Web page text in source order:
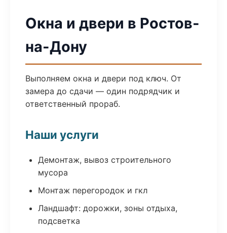
Окна и двери в Ростов-
на-Дону
Выполняем окна и двери под ключ. От
замера до сдачи — один подрядчик и
ответственный прораб.
Наши услуги
Демонтаж, вывоз строительного
мусора
Монтаж перегородок и гкл
Ландшафт: дорожки, зоны отдыха,
подсветка